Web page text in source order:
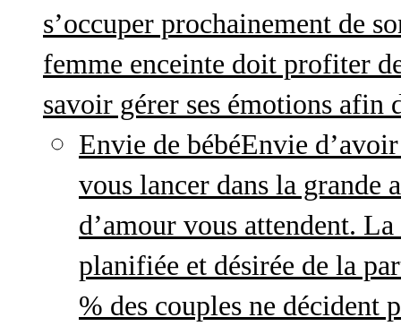
s’occuper prochainement de
femme enceinte doit profiter
savoir gérer ses émotions
Envie de bébéEnvie
vous lancer dans la grande
d’amour vous attendent.
planifiée et désirée de la
% des couples ne décident